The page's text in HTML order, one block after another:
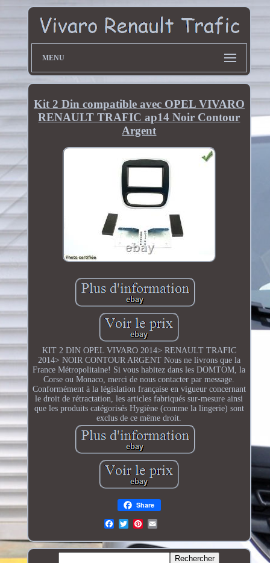
MENU
Kit 2 Din compatible avec OPEL VIVARO
RENAULT TRAFIC ap14 Noir Contour
Argent
KIT 2 DIN OPEL VIVARO 2014> RENAULT TRAFIC
2014> NOIR CONTOUR ARGENT Nous ne livrons que la
France Métropolitaine! Si vous habitez dans les DOMTOM, la
Corse ou Monaco, merci de nous contacter par message.
Conformément à la législation française en vigueur concernant
le droit de rétractation, les articles fabriqués sur-mesure ainsi
que les produits catégorisés Hygiène (comme la lingerie) sont
exclus de ce même droit.
Share